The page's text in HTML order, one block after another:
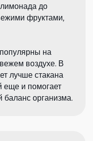
лимонада до
фруктами,
на
воздухе. В
лучше стакана
еще и помогает
организма.